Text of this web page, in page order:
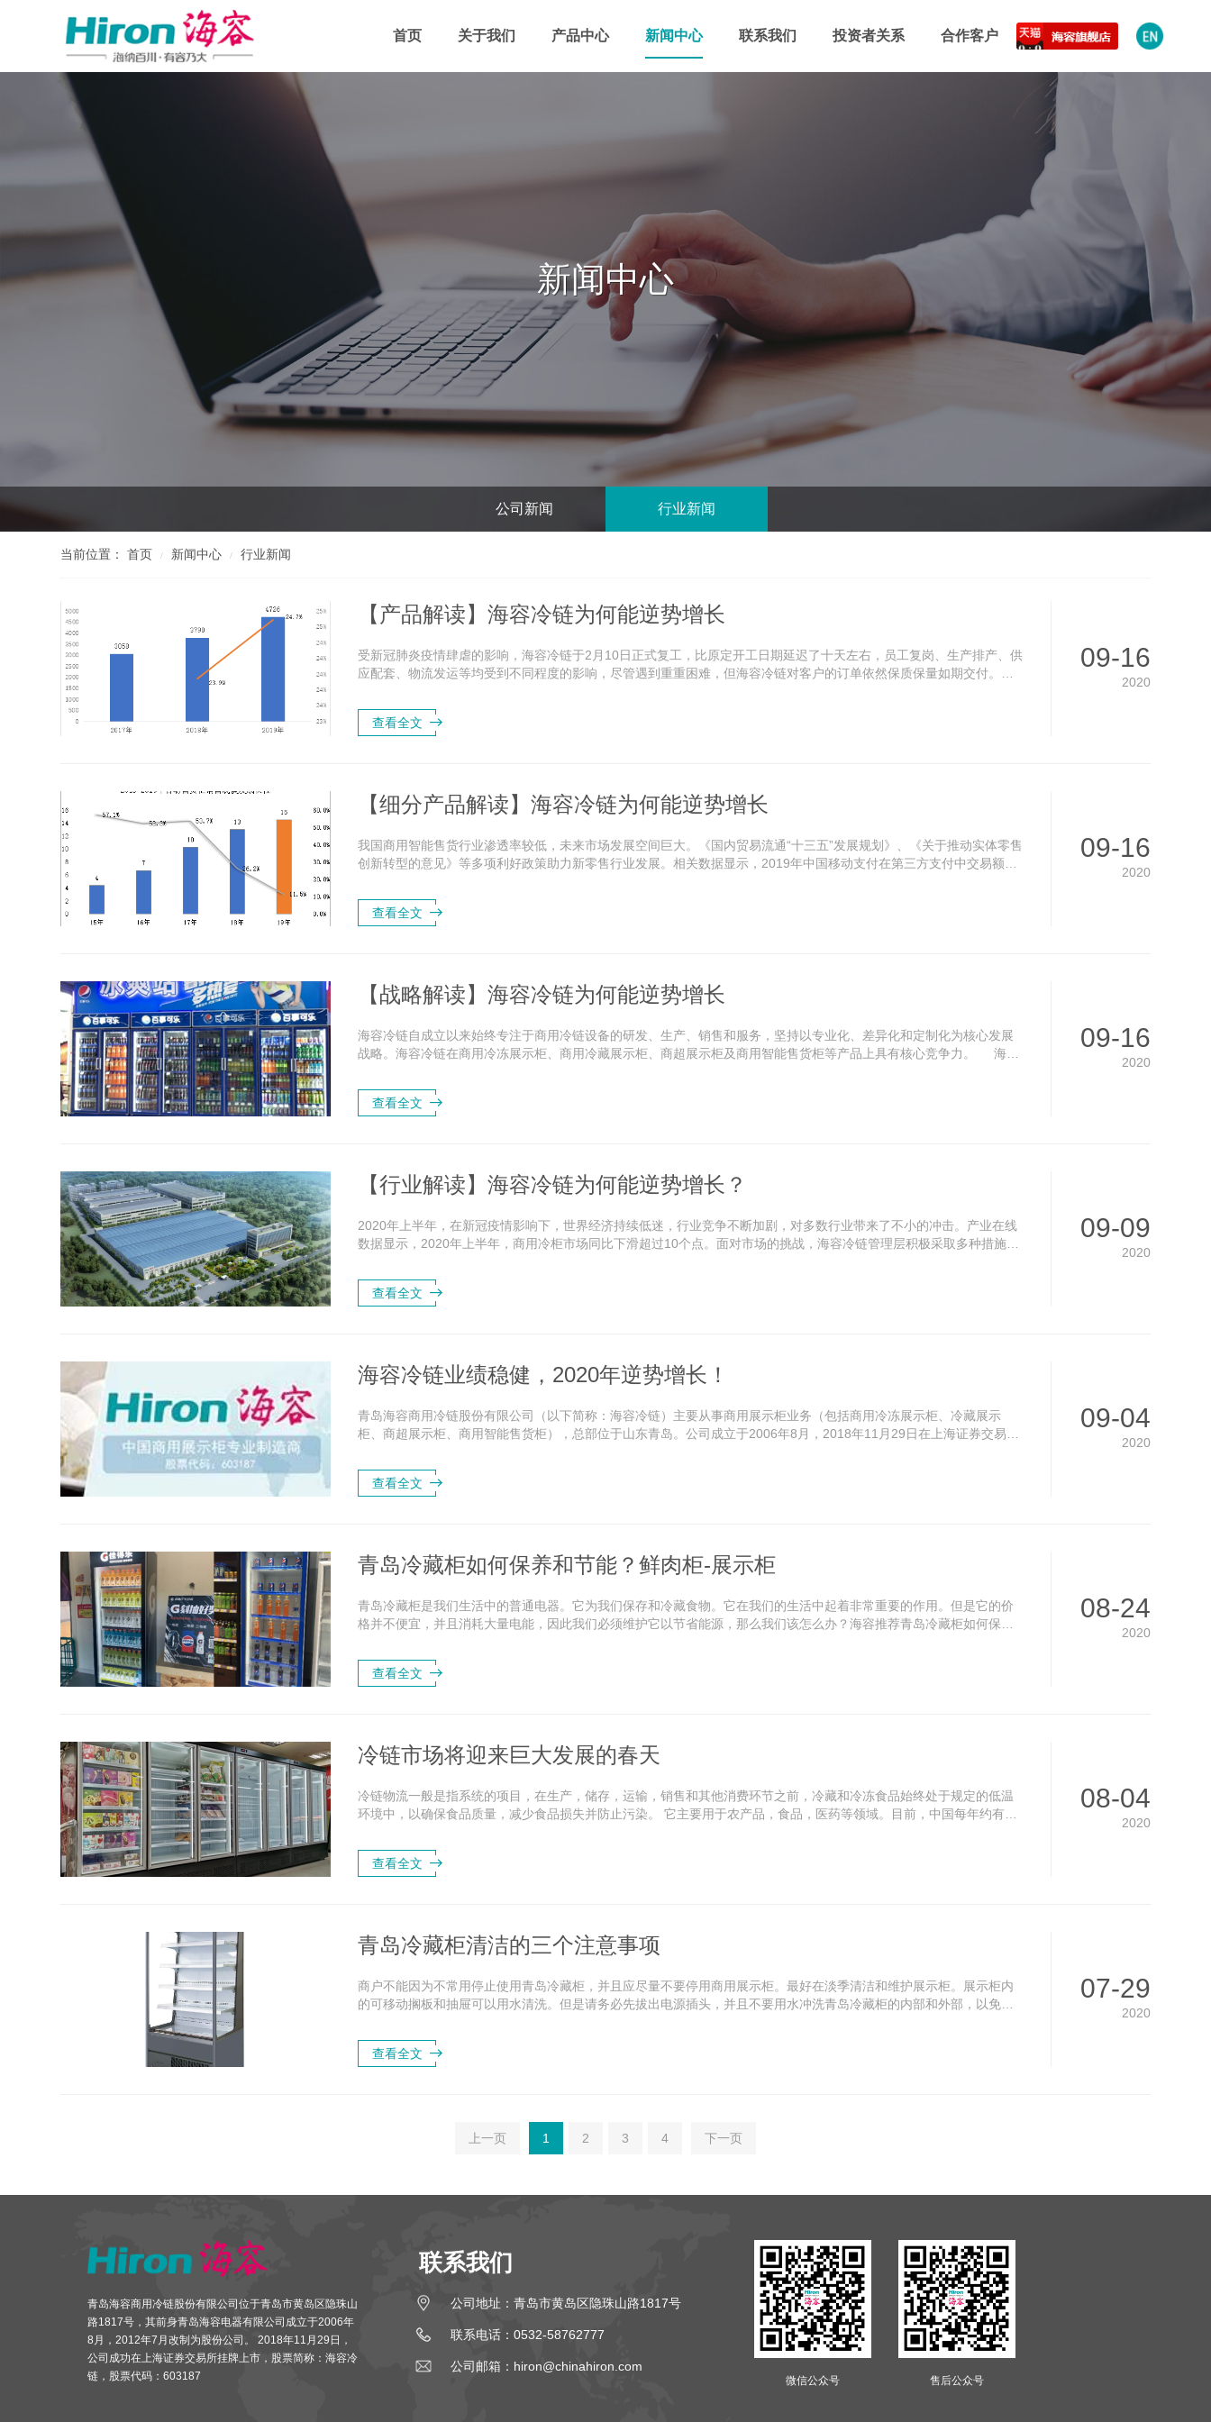
首页 关于我们 产品中心 新闻中心 联系我们 投资者关系 合作客户
新闻中心
公司新闻 行业新闻
当前位置：首页 / 新闻中心 / 行业新闻
【产品解读】海容冷链为何能逆势增长
受新冠肺炎疫情肆虐的影响，海容冷链于2月10日正式复工，比原定开工日期延迟了十天左右，员工复岗、生产排产、供
应配套、物流发运等均受到不同程度的影响，尽管遇到重重困难，但海容冷链对客户的订单依然保质保量如期交付。而
查看全文
2020
09-16
【细分产品解读】海容冷链为何能逆势增长
我国商用智能售货行业渗透率较低，未来市场发展空间巨大。《国内贸易流通“十三五”发展规划》、《关于推动实体零售
创新转型的意见》等多项利好政策助力新零售行业发展。相关数据显示，2019年中国移动支付在第三方支付中交易额占
查看全文
2020
09-16
【战略解读】海容冷链为何能逆势增长
海容冷链自成立以来始终专注于商用冷链设备的研发、生产、销售和服务，坚持以专业化、差异化和定制化为核心发展
战略。海容冷链在商用冷冻展示柜、商用冷藏展示柜、商超展示柜及商用智能售货柜等产品上具有核心竞争力。 海容
查看全文
2020
09-16
【行业解读】海容冷链为何能逆势增长？
2020年上半年，在新冠疫情影响下，世界经济持续低迷，行业竞争不断加剧，对多数行业带来了不小的冲击。产业在线
数据显示，2020年上半年，商用冷柜市场同比下滑超过10个点。面对市场的挑战，海容冷链管理层积极采取多种措施加
查看全文
2020
09-09
海容冷链业绩稳健，2020年逆势增长！
青岛海容商用冷链股份有限公司（以下简称：海容冷链）主要从事商用展示柜业务（包括商用冷冻展示柜、冷藏展示
柜、商超展示柜、商用智能售货柜），总部位于山东青岛。公司成立于2006年8月，2018年11月29日在上海证券交易所
查看全文
2020
09-04
青岛冷藏柜如何保养和节能？鲜肉柜-展示柜
青岛冷藏柜是我们生活中的普通电器。它为我们保存和冷藏食物。它在我们的生活中起着非常重要的作用。但是它的价
格并不便宜，并且消耗大量电能，因此我们必须维护它以节省能源，那么我们该怎么办？海容推荐青岛冷藏柜如何保养
查看全文
2020
08-24
冷链市场将迎来巨大发展的春天
冷链物流一般是指系统的项目，在生产，储存，运输，销售和其他消费环节之前，冷藏和冷冻食品始终处于规定的低温
环境中，以确保食品质量，减少食品损失并防止污染。 它主要用于农产品，食品，医药等领域。目前，中国每年约有4
查看全文
2020
08-04
青岛冷藏柜清洁的三个注意事项
商户不能因为不常用停止使用青岛冷藏柜，并且应尽量不要停用商用展示柜。最好在淡季清洁和维护展示柜。展示柜内
的可移动搁板和抽屉可以用水清洗。但是请务必先拔出电源插头，并且不要用水冲洗青岛冷藏柜的内部和外部，以免造
查看全文
2020
07-29
上一页 1 2 3 4 下一页
青岛海容商用冷链股份有限公司位于青岛市黄岛区隐珠山
路1817号，其前身青岛海容电器有限公司成立于2006年
8月，2012年7月改制为股份公司。 2018年11月29日，
公司成功在上海证券交易所挂牌上市，股票简称：海容冷
链，股票代码：603187
联系我们
公司地址：青岛市黄岛区隐珠山路1817号
联系电话：0532-58762777
公司邮箱：hiron@chinahiron.com
微信公众号 售后公众号